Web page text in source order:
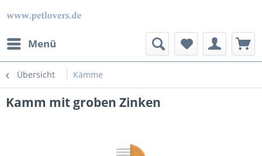
Menü
Übersicht Kämme
Kamm mit groben Zinken